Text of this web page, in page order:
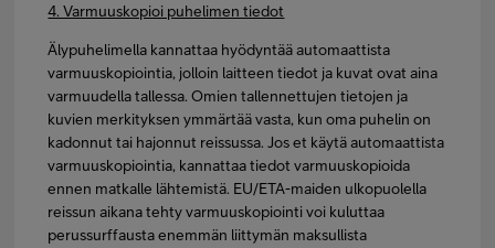
4. Varmuuskopioi puhelimen tiedot
Älypuhelimella kannattaa hyödyntää automaattista
varmuuskopiointia, jolloin laitteen tiedot ja kuvat ovat aina
varmuudella tallessa. Omien tallennettujen tietojen ja
kuvien merkityksen ymmärtää vasta, kun oma puhelin on
kadonnut tai hajonnut reissussa. Jos et käytä automaattista
varmuuskopiointia, kannattaa tiedot varmuuskopioida
ennen matkalle lähtemistä. EU/ETA-maiden ulkopuolella
reissun aikana tehty varmuuskopiointi voi kuluttaa
perussurffausta enemmän liittymän maksullista